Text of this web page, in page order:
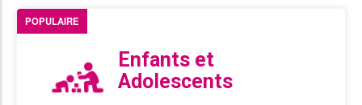
Enfants et
Adolescents
POPULAIRE